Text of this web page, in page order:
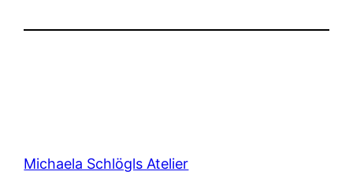
Michaela Schlögls Atelier